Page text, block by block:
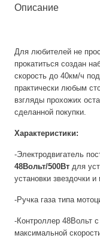
Описание
Для любителей не
прокатиться создан
скорость до 40км/ч
практически любым
взгляды прохожих
сделанной покупки.
Характеристики:
-Электродвигатель
48Вольт/500Вт для
установки звездочки
-Ручка газа типа
-Контроллер 48Вольт
максимальной